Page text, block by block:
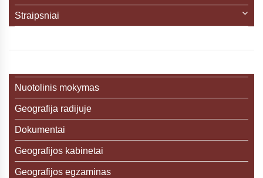
Straipsniai
Nuotolinis mokymas
Geografija radijuje
Dokumentai
Geografijos kabinetai
Geografijos egzaminas